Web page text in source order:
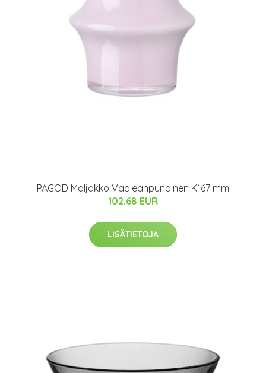
PAGOD Maljakko Vaaleanpunainen K167 mm
102.68 EUR
LISÄTIETOJA